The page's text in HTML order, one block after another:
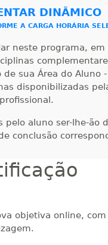
DINÂMICO
A CARGA HORÁRIA
neste programa,
sua Área do Aluno
disponibilizadas
pelo aluno ser-lhe-
conclusão
objetiva online,